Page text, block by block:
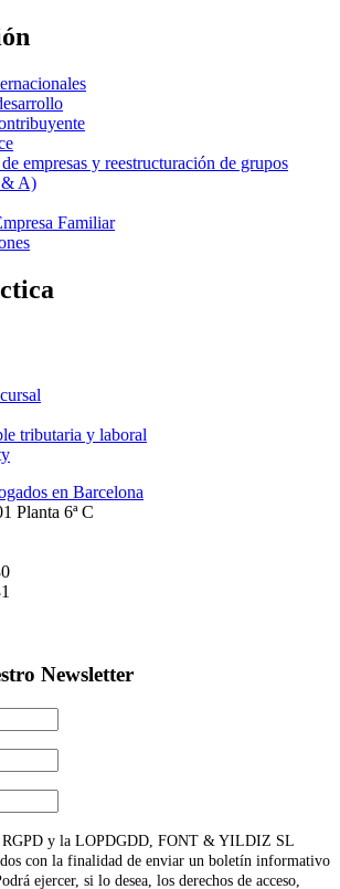
empresas y reestructuración de grupos
& A)
Familiar
tributaria y laboral
Planta 6ª C
Newsletter
RGPD y la LOPDGDD, FONT & YILDIZ SL
con la finalidad de enviar un boletín informativo
ejercer, si lo desea, los derechos de acceso,